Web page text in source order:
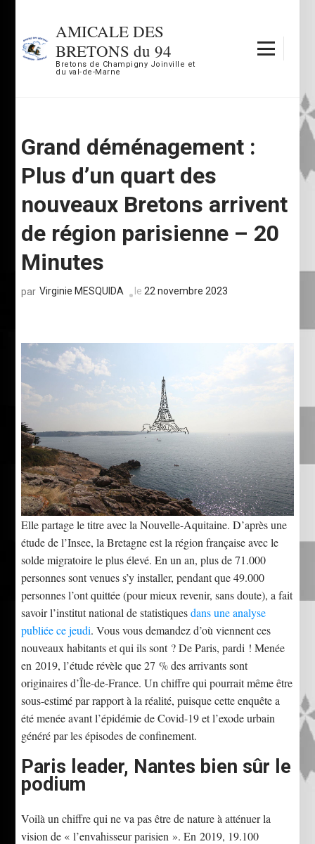
contenu
(Pressez
AMICALE DES
BRETONS du 94
Bretons de Champigny Joinville et
du val-de-Marne
Grand déménagement :
Plus d’un quart des
nouveaux Bretons arrivent
de région parisienne – 20
Minutes
par Virginie MESQUIDA le22 novembre 2023
Elle partage le titre avec la Nouvelle-Aquitaine. D’après une
étude de l’Insee, la Bretagne est la région française avec le
solde migratoire le plus élevé. En un an, plus de 71.000
personnes sont venues s’y installer, pendant que 49.000
personnes l’ont quittée (pour mieux revenir, sans doute), a fait
savoir l’institut national de statistiquesdans une analyse
publiée ce jeudi. Vous vous demandez d’où viennent ces
nouveaux habitants et qui ils sont ? De Paris, pardi ! Menée
en 2019, l’étude révèle que 27 % des arrivants sont
originaires d’Île-de-France. Un chiffre qui pourrait même être
sous-estimé par rapport à la réalité, puisque cette enquête a
été menée avant l’épidémie de Covid-19 et l’exode urbain
généré par les épisodes de confinement.
Paris leader, Nantes bien sûr le
podium
Voilà un chiffre qui ne va pas être de nature à atténuer la
vision de « l’envahisseur parisien ». En 2019, 19.100